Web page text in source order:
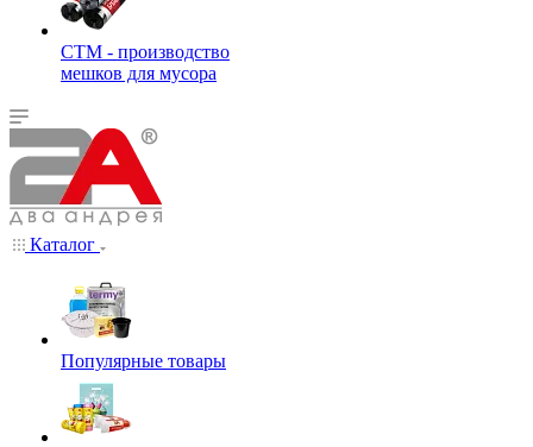
СТМ - производство
мешков для мусора
Каталог
Популярные товары